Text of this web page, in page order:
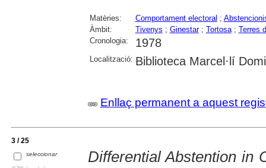
Matèries: Comportament electoral ;
Àmbit:
Tivenys ; Ginestar; Tortosa; Terres
Cronologia:
1978
Localització: Biblioteca Marcel·lí
Enllaç permanent a aquest
3 / 25
seleccionar
Differential Abstention in